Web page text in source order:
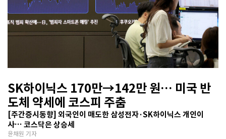
SK하이닉스 170만→142만 원… 미국 반
도체 약세에 코스피 주춤
[주간증시동향] 외국인이 매도한 삼성전자·SK하이닉스 개인이
사… 코스닥은 상승세
윤채원 기자